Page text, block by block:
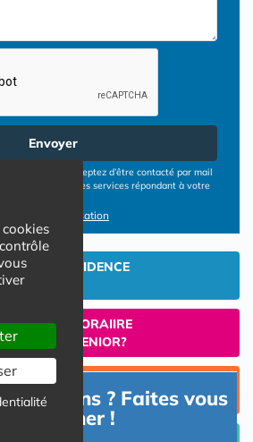
Envoyer
vous acceptez d’être contacté par mail
de résidences services répondant à votre
Conditions d'utilisation
EN RESIDENCE
TEMPORAIIRE
SENIOR?
UNE PLACE
SENIOR? Faites vous
!